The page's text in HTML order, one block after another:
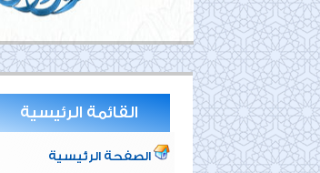
القائمة الرئيسية
الصفحة الرئيسية